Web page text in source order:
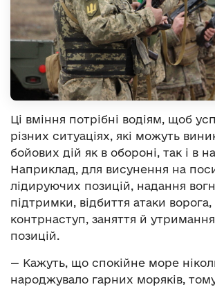
Ці вміння потрібні водіям, щоб
різних ситуаціях, які можуть
бойових дій як в обороні, так і в
Наприклад, для висунення на
лідируючих позицій, надання
підтримки, відбиття атаки
контрнаступ, заняття й
позицій.
— Кажуть, що спокійне море
народжувало гарних моряків,